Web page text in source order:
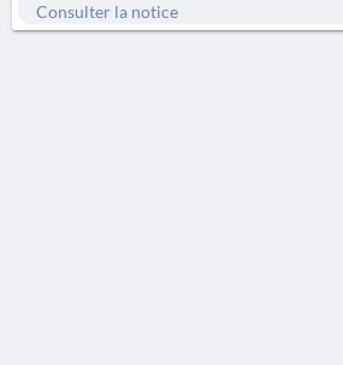
Consulter la notice